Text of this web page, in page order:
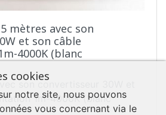
mètres avec son
et son câble
4000K (blanc
son convertisseur 30W et
1m-4000K (blanc
cookies
notre site, nous pouvons
vous concernant via le